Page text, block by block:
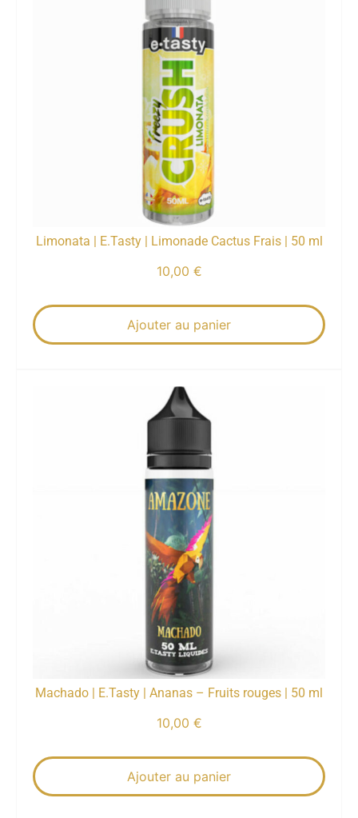
Limonata | E.Tasty | Limonade Cactus Frais | 50 ml
10,00 €
Ajouter au panier
Machado | E.Tasty | Ananas – Fruits rouges | 50 ml
10,00 €
Ajouter au panier